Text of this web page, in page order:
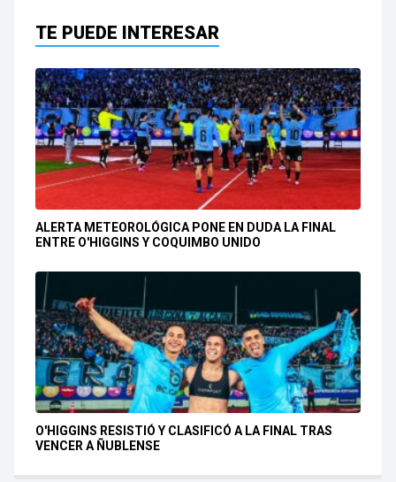
TE PUEDE INTERESAR
ALERTA METEOROLÓGICA PONE EN DUDA LA FINAL
ENTRE O'HIGGINS Y COQUIMBO UNIDO
O'HIGGINS RESISTIÓ Y CLASIFICÓ A LA FINAL TRAS
VENCER A ÑUBLENSE